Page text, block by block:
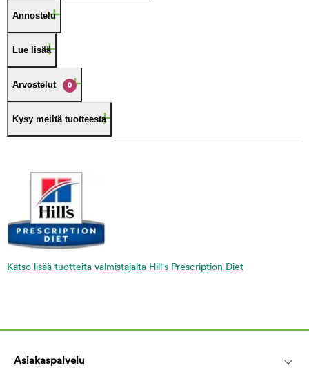
Annostelu
Lue lisää
Arvostelut 0
Kysy meiltä tuotteesta
Katso lisää tuotteita valmistajalta Hill's Prescription Diet
Asiakaspalvelu